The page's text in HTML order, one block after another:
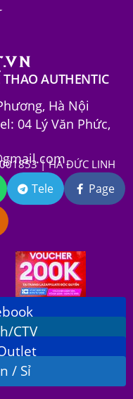
AUTHENTIC
Hà Nội
04 Lý Văn Phức,
| HÀ ĐỨC LINH
Tele Page
CTV
/ Sỉ